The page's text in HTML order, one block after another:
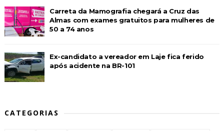
Carreta da Mamografia chegará a Cruz das
Almas com exames gratuitos para mulheres de
50 a 74 anos
Ex-candidato a vereador em Laje fica ferido
após acidente na BR-101
CATEGORIAS